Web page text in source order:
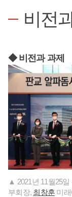
비전
◆ 비전과 과제
▲ 2021년 11월25
부회장, 최창훈 미